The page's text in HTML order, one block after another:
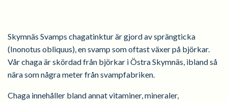
Skymnäs Svamps chagatinktur är gjord av sprängticka
(Inonotus obliquus), en svamp som oftast växer på björkar.
Vår chaga är skördad från björkar i Östra Skymnäs, ibland så
nära som några meter från svampfabriken.
Chaga innehåller bland annat vitaminer, mineraler,